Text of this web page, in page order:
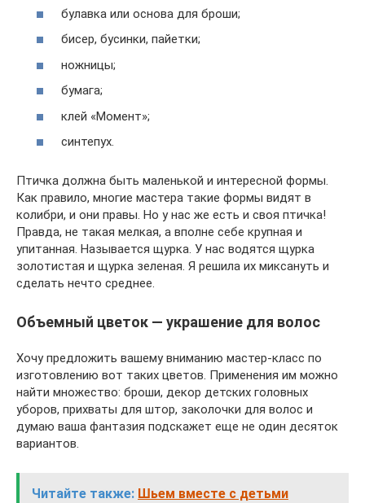
булавка или основа для броши;
бисер, бусинки, пайетки;
ножницы;
бумага;
клей «Момент»;
синтепух.
Птичка должна быть маленькой и интересной формы.
Как правило, многие мастера такие формы видят в
колибри, и они правы. Но у нас же есть и своя птичка!
Правда, не такая мелкая, а вполне себе крупная и
упитанная. Называется щурка. У нас водятся щурка
золотистая и щурка зеленая. Я решила их миксануть и
сделать нечто среднее.
Объемный цветок — украшение для волос
Хочу предложить вашему вниманию мастер-класс по
изготовлению вот таких цветов. Применения им можно
найти множество: броши, декор детских головных
уборов, прихваты для штор, заколочки для волос и
думаю ваша фантазия подскажет еще не один десяток
вариантов.
Читайте также: Шьем вместе с детьми